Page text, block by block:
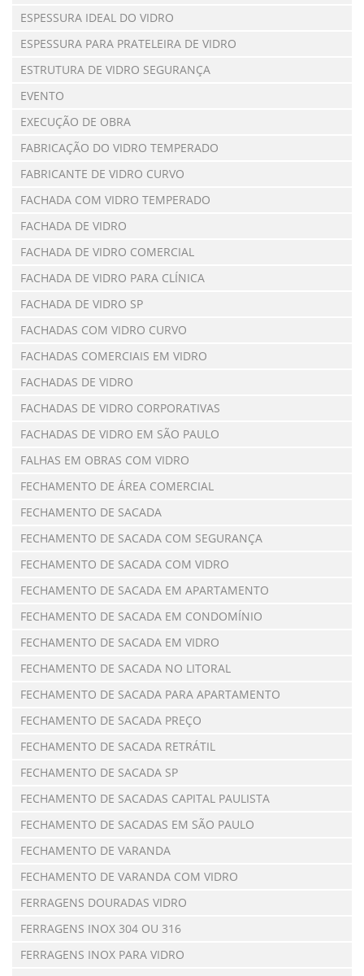
ESPESSURA IDEAL DO VIDRO
ESPESSURA PARA PRATELEIRA DE VIDRO
ESTRUTURA DE VIDRO SEGURANÇA
EVENTO
EXECUÇÃO DE OBRA
FABRICAÇÃO DO VIDRO TEMPERADO
FABRICANTE DE VIDRO CURVO
FACHADA COM VIDRO TEMPERADO
FACHADA DE VIDRO
FACHADA DE VIDRO COMERCIAL
FACHADA DE VIDRO PARA CLÍNICA
FACHADA DE VIDRO SP
FACHADAS COM VIDRO CURVO
FACHADAS COMERCIAIS EM VIDRO
FACHADAS DE VIDRO
FACHADAS DE VIDRO CORPORATIVAS
FACHADAS DE VIDRO EM SÃO PAULO
FALHAS EM OBRAS COM VIDRO
FECHAMENTO DE ÁREA COMERCIAL
FECHAMENTO DE SACADA
FECHAMENTO DE SACADA COM SEGURANÇA
FECHAMENTO DE SACADA COM VIDRO
FECHAMENTO DE SACADA EM APARTAMENTO
FECHAMENTO DE SACADA EM CONDOMÍNIO
FECHAMENTO DE SACADA EM VIDRO
FECHAMENTO DE SACADA NO LITORAL
FECHAMENTO DE SACADA PARA APARTAMENTO
FECHAMENTO DE SACADA PREÇO
FECHAMENTO DE SACADA RETRÁTIL
FECHAMENTO DE SACADA SP
FECHAMENTO DE SACADAS CAPITAL PAULISTA
FECHAMENTO DE SACADAS EM SÃO PAULO
FECHAMENTO DE VARANDA
FECHAMENTO DE VARANDA COM VIDRO
FERRAGENS DOURADAS VIDRO
FERRAGENS INOX 304 OU 316
FERRAGENS INOX PARA VIDRO